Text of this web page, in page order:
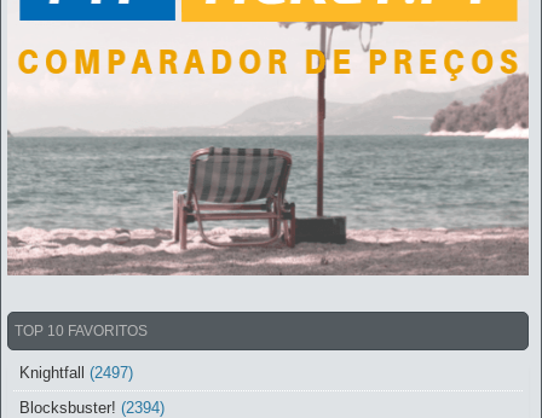
TOP 10 FAVORITOS
Knightfall
(2497)
Blocksbuster! (2394)